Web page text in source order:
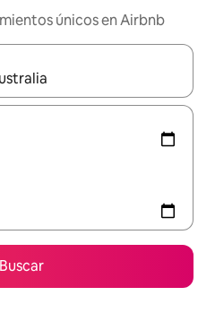
únicos en Airbnb
disponibles, navega con las
Buscar